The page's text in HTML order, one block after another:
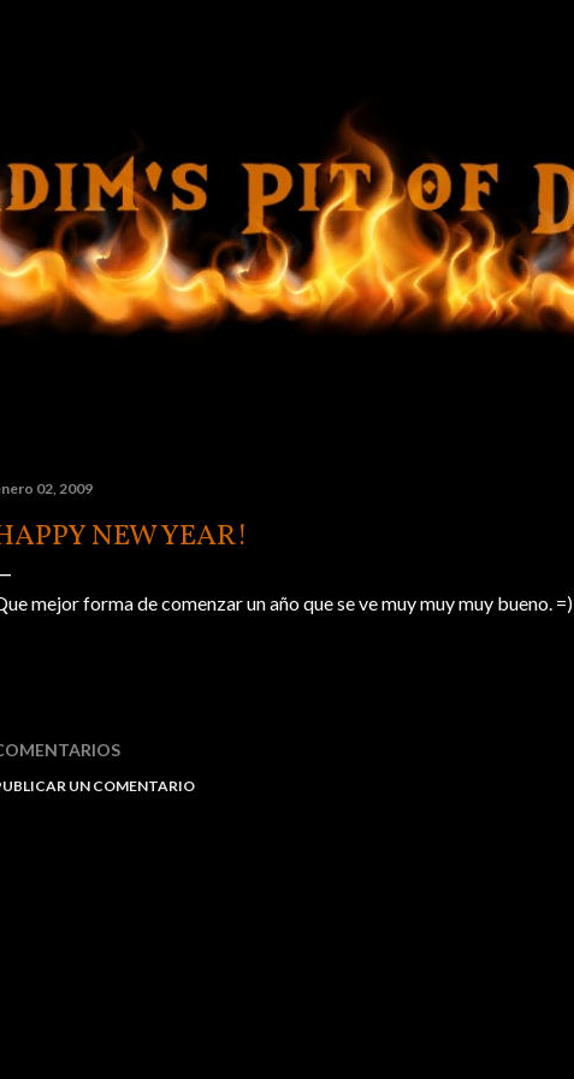
02, 2009
NEW YEAR!
mejor forma de comenzar un año que se ve muy muy muy bueno. =)
UN COMENTARIO